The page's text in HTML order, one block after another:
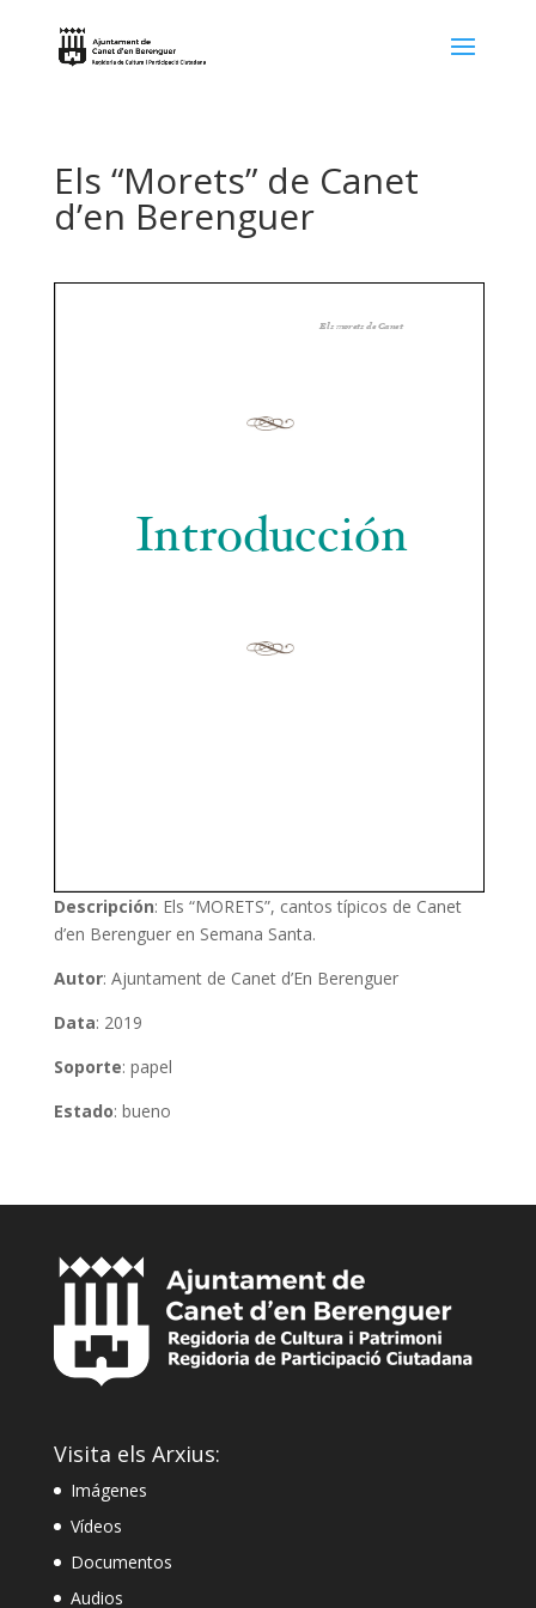
Els “Morets” de Canet
d’en Berenguer
Descripción: Els “MORETS”, cantos típicos de Canet
d’en Berenguer en Semana Santa.
Autor: Ajuntament de Canet d’En Berenguer
Data: 2019
Soporte: papel
Estado: bueno
Visita els Arxius:
Imágenes
Vídeos
Documentos
Audios